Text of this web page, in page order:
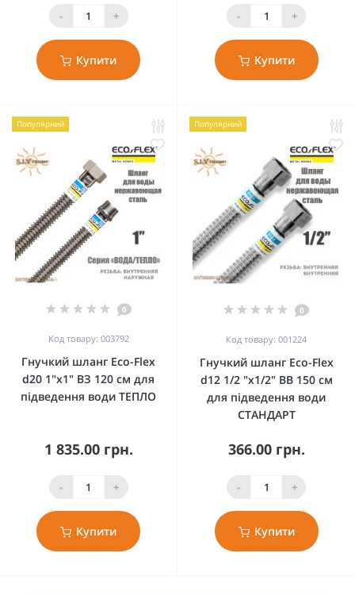
- +
Купити
- +
Купити
Популярний
0
Код товару: 003792
Гнучкий шланг Eco-Flex
d20 1"х1" ВЗ 120 см для
підведення води ТЕПЛО
1 835.00 грн.
- +
Купити
Популярний
0
Код товару: 001224
Гнучкий шланг Eco-Flex
d12 1/2 "х1/2" ВВ 150 см
для підведення води
СТАНДАРТ
366.00 грн.
- +
Купити